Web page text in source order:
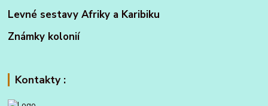
Levné sestavy Afriky a Karibiku
Známky kolonií
Kontakty :